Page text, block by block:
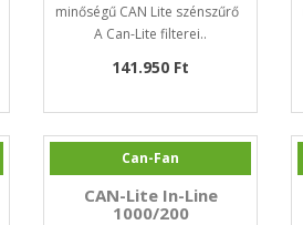
minőségű CAN Lite szénszűrő
A Can-Lite filterei..
141.950 Ft
Can-Fan
CAN-Lite In-Line
1000/200